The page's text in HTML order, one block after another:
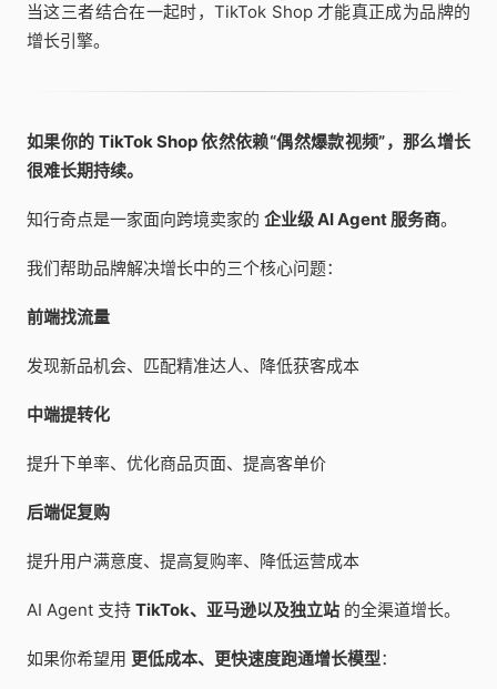
当这三者结合在一起时，TikTok Shop 才能真正成为品牌的
增长引擎。
如果你的 TikTok Shop 依然依赖“偶然爆款视频”，那么增长
很难长期持续。
知行奇点是一家面向跨境卖家的 企业级 AI Agent 服务商。
我们帮助品牌解决增长中的三个核心问题：
前端找流量
发现新品机会、匹配精准达人、降低获客成本
中端提转化
提升下单率、优化商品页面、提高客单价
后端促复购
提升用户满意度、提高复购率、降低运营成本
AI Agent 支持 TikTok、亚马逊以及独立站 的全渠道增长。
如果你希望用 更低成本、更快速度跑通增长模型：